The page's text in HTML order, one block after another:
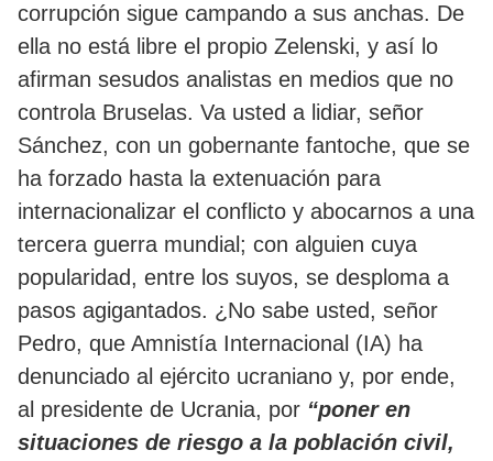
corrupción sigue campando a sus anchas. De
ella no está libre el propio Zelenski, y así lo
afirman sesudos analistas en medios que no
controla Bruselas. Va usted a lidiar, señor
Sánchez, con un gobernante fantoche, que se
ha forzado hasta la extenuación para
internacionalizar el conflicto y abocarnos a una
tercera guerra mundial; con alguien cuya
popularidad, entre los suyos, se desploma a
pasos agigantados. ¿No sabe usted, señor
Pedro, que Amnistía Internacional (IA) ha
denunciado al ejército ucraniano y, por ende,
al presidente de Ucrania, por “poner en
situaciones de riesgo a la población civil,